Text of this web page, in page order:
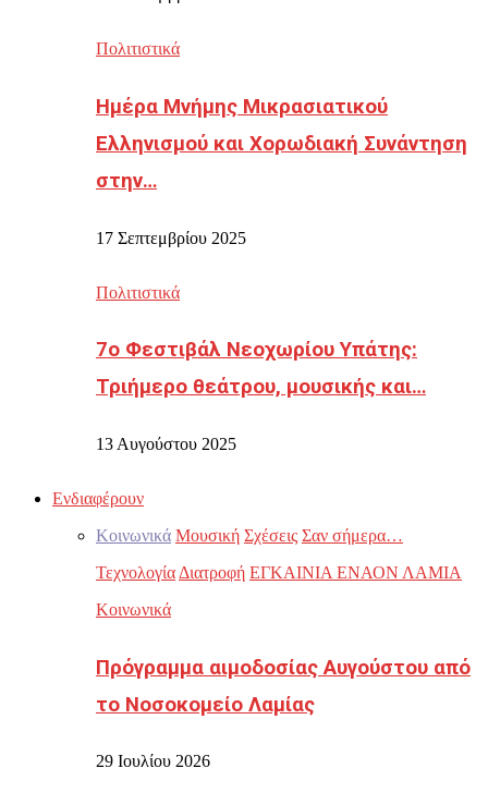
Πολιτιστικά
Ημέρα Μνήμης Μικρασιατικού
Ελληνισμού και Χορωδιακή Συνάντηση
στην…
17 Σεπτεμβρίου 2025
Πολιτιστικά
7ο Φεστιβάλ Νεοχωρίου Υπάτης:
Τριήμερο θεάτρου, μουσικής και…
13 Αυγούστου 2025
Ενδιαφέρουν
Κοινωνικά Μουσική Σχέσεις Σαν σήμερα…
Τεχνολογία Διατροφή ΕΓΚΑΙΝΙΑ ΕΝΑΟΝ ΛΑΜΙΑ
Κοινωνικά
Πρόγραμμα αιμοδοσίας Αυγούστου από
το Νοσοκομείο Λαμίας
29 Ιουλίου 2026